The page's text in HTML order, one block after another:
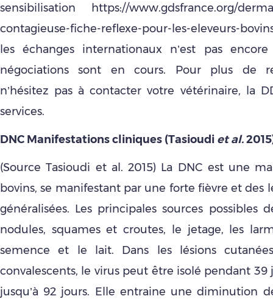
sensibilisation https://www.gdsfrance.org/
contagieuse-fiche-reflexe-pour-les-eleveurs-
les échanges internationaux n’est pas
négociations sont en cours. Pour plus de
n’hésitez pas à contacter votre vétérinaire, la
services.
DNC Manifestations cliniques (Tasioudi et al.
(Source Tasioudi et al. 2015) La DNC est une
bovins, se manifestant par une forte fièvre et des
généralisées. Les principales sources possibles
nodules, squames et croutes, le jetage, les
semence et le lait. Dans les lésions
convalescents, le virus peut être isolé pendant
jusqu’à 92 jours. Elle entraine une diminution